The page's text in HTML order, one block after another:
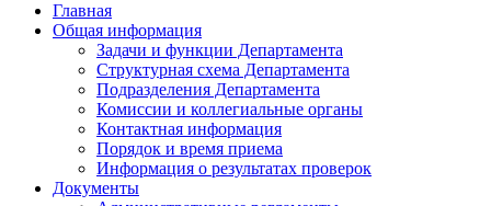
Главная
Общая информация
Задачи и функции Департамента
Структурная схема Департамента
Подразделения Департамента
Комиссии и коллегиальные органы
Контактная информация
Порядок и время приема
Информация о результатах проверок
Документы